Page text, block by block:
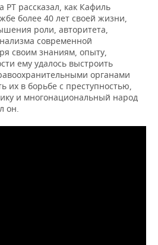
РТ рассказал, как Кафиль
более 40 лет своей жизни,
роли, авторитета,
современной
своим знаниям, опыту,
ему удалось выстроить
органами
их в борьбе с преступностью,
и многонациональный народ
он.